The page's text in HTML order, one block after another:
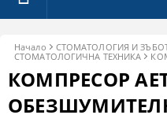
Начало
СТОМАТОЛОГИЯ И
СТОМАТОЛОГИЧНА ТЕХНИКА
КОМПРЕСОР